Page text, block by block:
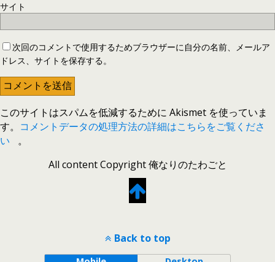
サイト
次回のコメントで使用するためブラウザーに自分の名前、メールア
ドレス、サイトを保存する。
このサイトはスパムを低減するために Akismet を使っていま
す。 コメントデータの処理方法の詳細はこちらをご覧くださ
い
。
All content Copyright 俺なりのたわごと
Back to top